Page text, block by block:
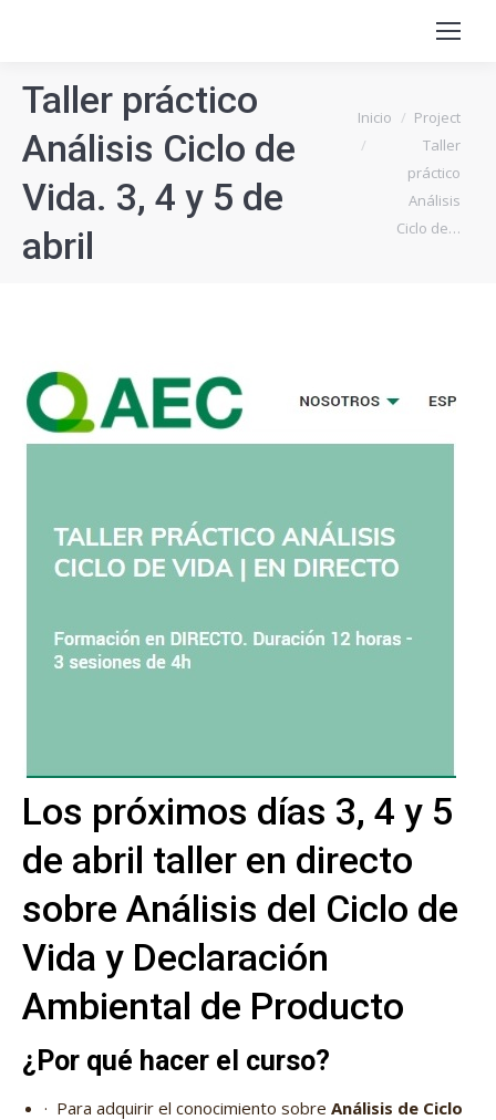
Taller práctico
Análisis Ciclo de
Vida. 3, 4 y 5 de
abril
Estás aquí:
Inicio
Project
Taller
práctico
Análisis
Ciclo de…
Los próximos días 3, 4 y 5
de abril taller en directo
sobre Análisis del Ciclo de
Vida y Declaración
Ambiental de Producto
¿Por qué hacer el curso?
· Para adquirir el conocimiento sobre Análisis de Ciclo